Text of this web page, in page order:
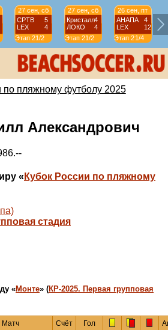
27 сен, сб
СРТВ
5
LEX
4
Этап 21/2
27 сен, сб
Кристалл4
ЛОКО
4
Этап 21/2
26 сен, пт
АНАПА
4
LEX
12
Этап 21/4
по пляжному футболу 2025
Александрович
« Кубок России по пляжному
стадия
«Монте» (КР-2025. Первая групповая
Матч Счёт Гол